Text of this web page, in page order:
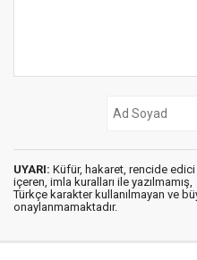
UYARI: Küfür, hakaret, rencide edici
içeren, imla kuralları ile yazılmamış,
Türkçe karakter kullanılmayan ve
onaylanmamaktadır.